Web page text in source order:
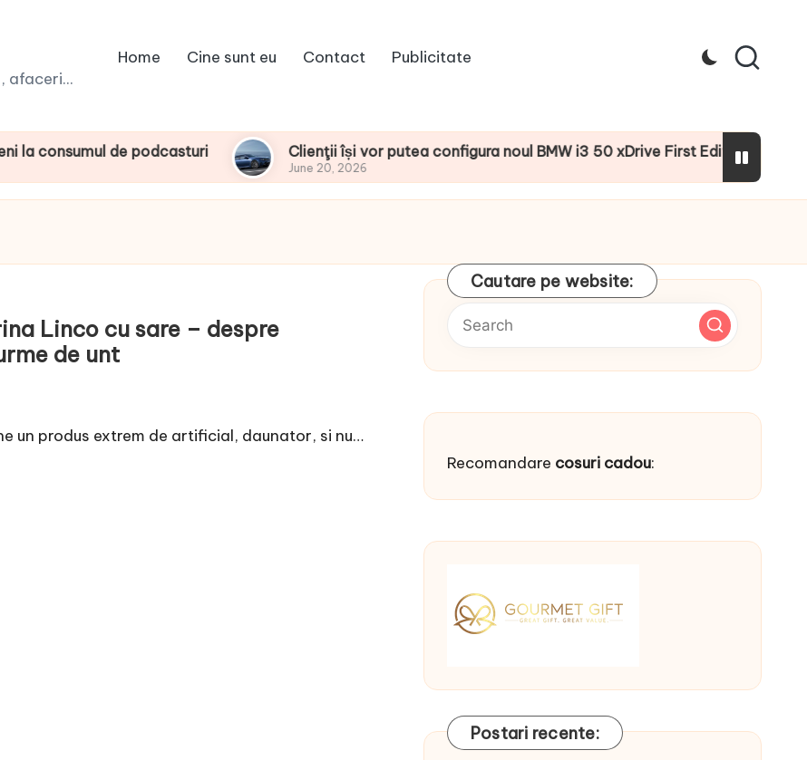
afaceri...
Home Cine sunt eu Contact Publicitate
de podcasturi Clienţii își vor putea configura noul BMW i3 50 xDrive First Edition cu numeroase
June 20, 2026
Linco cu sare – despre
de unt
un produs extrem de artificial, daunator, si nu…
Cautare pe website:
Recomandare cosuri cadou:
Postari recente: